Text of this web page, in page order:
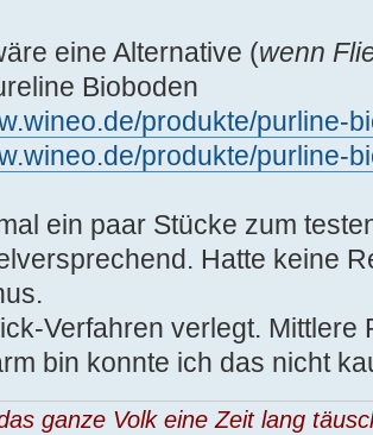
eine Alternative (wenn
Bioboden
produkte/purline-
produkte/purline-
ein paar Stücke zum
Hatte keine
Verfahren verlegt. Mittlere
bin konnte ich das nicht
ganze Volk eine Zeit lang